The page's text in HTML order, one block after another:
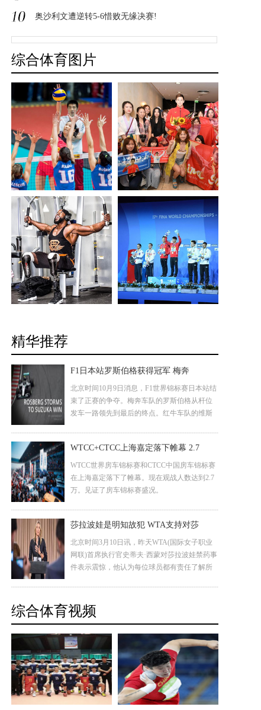
奥沙利文遭逆转5-6惜败无缘决赛!
综合体育图片
精华推荐
F1日本站罗斯伯格获得冠军 梅奔
北京时间10月9日消息，F1世界锦标赛日本站结
束了正赛的争夺。梅奔车队的罗斯伯格从杆位
发车一路领先到最后的终点。红牛车队的维斯
WTCC+CTCC上海嘉定落下帷幕 2.7
WTCC世界房车锦标赛和CTCC中国房车锦标赛
在上海嘉定落下了帷幕。现在观战人数达到2.7
万。见证了房车锦标赛盛况。
莎拉波娃是明知故犯 WTA支持对莎
北京时间3月10日讯，昨天WTA(国际女子职业
网联)首席执行官史蒂夫·西蒙对莎拉波娃禁药事
件表示震惊，他认为每位球员都有责任了解所
莎娃是明知故犯！对于米屈肼将被列为禁药她
至少收到
综合体育视频